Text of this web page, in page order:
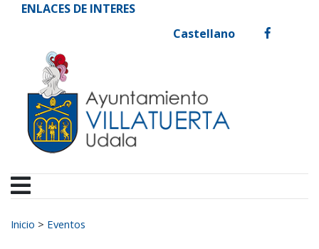
Ir al contenido
Ayuntamiento de
ENLACES DE INTERES
Castellano
facebook
Buscar:
Inicio > Eventos